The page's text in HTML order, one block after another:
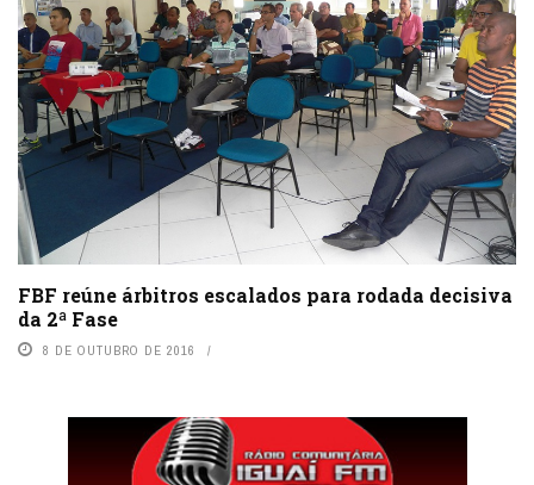
FBF reúne árbitros escalados para rodada decisiva
da 2ª Fase
8 DE OUTUBRO DE 2016